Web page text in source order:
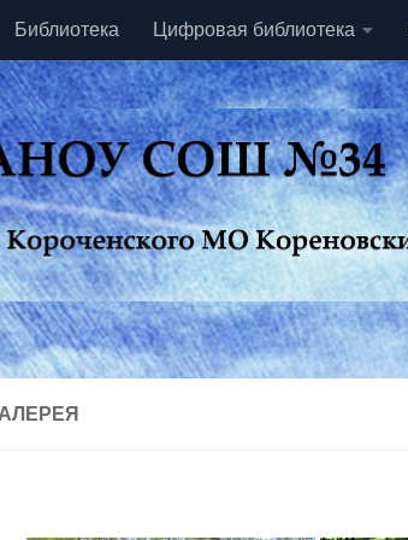
Библиотека Цифровая библиотека